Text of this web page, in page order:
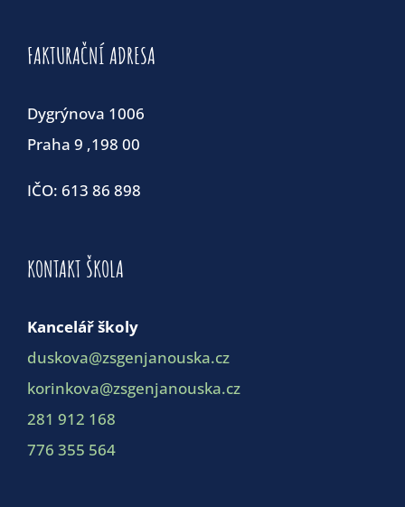
FAKTURAČNÍ ADRESA
Dygrýnova 1006
Praha 9 ,198 00
IČO: 613 86 898
KONTAKT ŠKOLA
Kancelář školy
duskova@zsgenjanouska.cz
korinkova@zsgenjanouska.cz
281 912 168
776 355 564